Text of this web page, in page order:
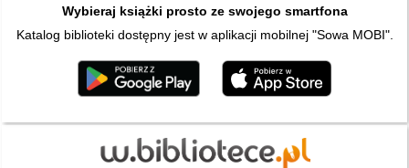
Wybieraj książki prosto ze swojego smartfona
Katalog biblioteki dostępny jest w aplikacji mobilnej "Sowa MOBI".